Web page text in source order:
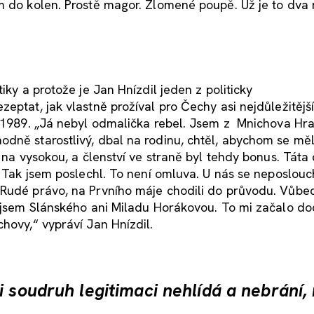
kolen. Prostě magor. Zlomené poupě. Už je to dva
a protože je Jan Hnízdil jeden z politicky
jak vlastně prožíval pro Čechy asi
„Já nebyl odmalička rebel. Jsem z Mnichova
starostlivý, dbal na rodinu, chtěl, abychom se
vysokou, a členství ve straně byl tehdy bonus. Táta
jsem poslechl. To není omluva. U nás se
právo, na Prvního máje chodili do průvodu.
Slánského ani Miladu Horákovou. To mi začalo
vypráví Jan Hnízdil.
soudruh legitimaci nehlídá a nebrání,